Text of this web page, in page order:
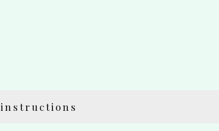
instructions